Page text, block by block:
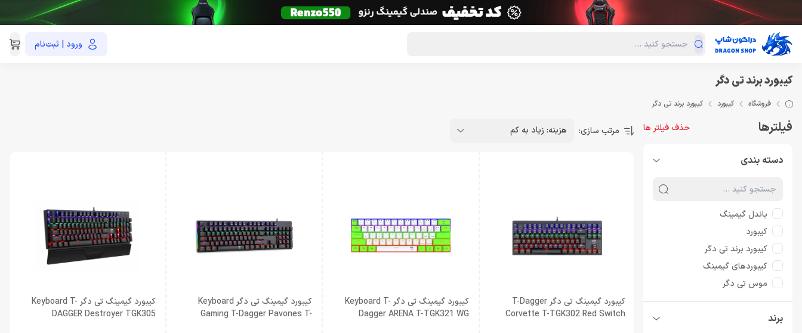
ورود | ثبت‌نام دسته‌بندی محصولات فروش ویژه 021-91035390
کیبورد برند تی دگر
فروشگاه کیبورد کیبورد برند تی دگر
فیلترها حذف فیلتر ها
دسته بندی
باندل گیمینگ
کیبورد
کیبورد برند تی دگر
کیبوردهای گیمینگ
موس تی دگر
هدست
برند
مرتب سازی: هزینه: زیاد به کم
کیبورد گیمینگ تی دگر T-Dagger
Corvette T-TGK302 Red Switch
کیبورد گیمینگ تی دگر Keyboard T-
Dagger ARENA T-TGK321 WG
کیبورد گیمینگ تی دگر Keyboard
Gaming T-Dagger Pavones T-
کیبورد گیمینگ تی دگر Keyboard T-
DAGGER Destroyer TGK305